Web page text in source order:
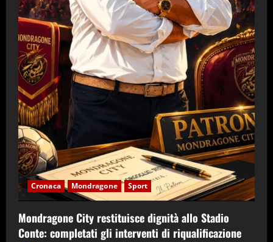
Cronaca Mondragone Sport
Mondragone City restituisce dignità allo Stadio
Conte: completati gli interventi di riqualificazione